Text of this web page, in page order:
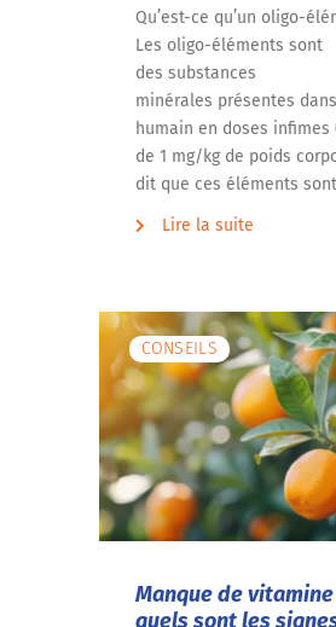
Qu’est-ce qu’un oligo-
Les oligo-éléments sont
des substances
minérales présentes
humain en doses infimes
de 1 mg/kg de poids
dit que ces éléments
Lire la suite
CONSEILS
Manque de vitamine
quels sont les